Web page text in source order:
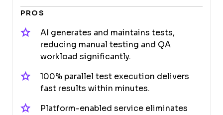
PROS
AI generates and maintains tests,
reducing manual testing and QA
workload significantly.
100% parallel test execution delivers
fast results within minutes.
Platform-enabled service eliminates